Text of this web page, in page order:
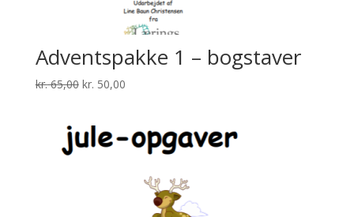
Adventspakke 1 – bogstaver
kr.65,00 Den
var:
kr. 50,00Den
er:
kr. 50,00.